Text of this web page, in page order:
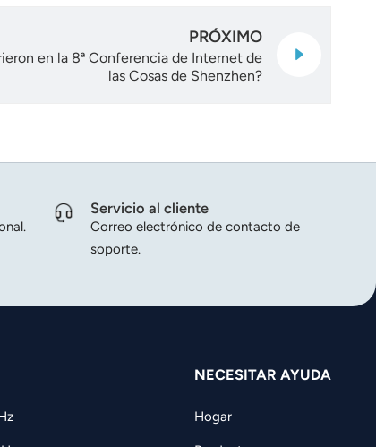
PRÓXIMO
en la 8ª Conferencia de Internet de
las Cosas de Shenzhen?
Servicio al cliente
Correo electrónico de contacto de
soporte.
NECESITAR AYUDA
Hogar